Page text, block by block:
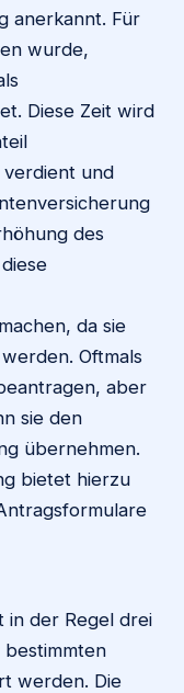
anerkannt. Für
wurde,
Diese Zeit wird
und
des
da sie
Oftmals
aber
sie den
übernehmen.
bietet hierzu
in der Regel drei
werden. Die